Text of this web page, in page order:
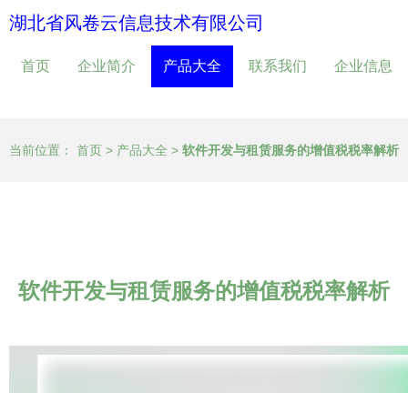
湖北省风卷云信息技术有限公司
首页 企业简介 产品大全 联系我们 企业信息
当前位置： 首页 > 产品大全 > 软件开发与租赁服务的增值税税率解析
软件开发与租赁服务的增值税税率解析